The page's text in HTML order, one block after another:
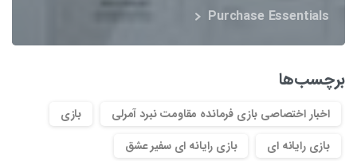
Purchase Essentials
برچسب‌ها
اخبار اختصاصی بازی فرمانده مقاومت نبرد آمرلی
بازی
بازی رایانه ای
بازی رایانه ای سفیر عشق